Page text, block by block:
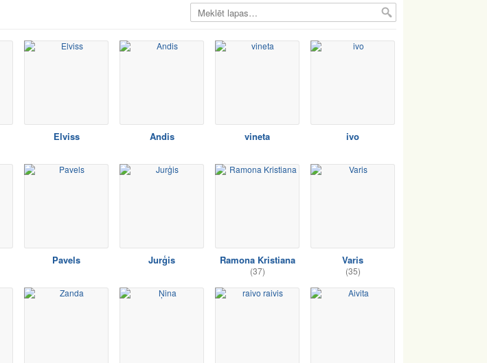
Elviss Andis vineta ivo
Pavels Jurģis Ramona Kristiana
(37)
Varis
(35)